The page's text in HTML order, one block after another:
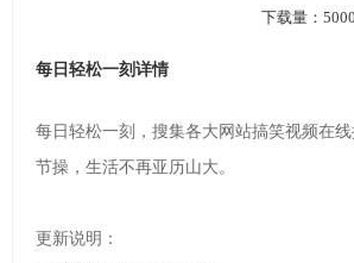
下载量：
每日轻松一刻详情
每日轻松一刻，搜集各大网站搞笑视频在
节操，生活不再亚历山大。
更新说明：